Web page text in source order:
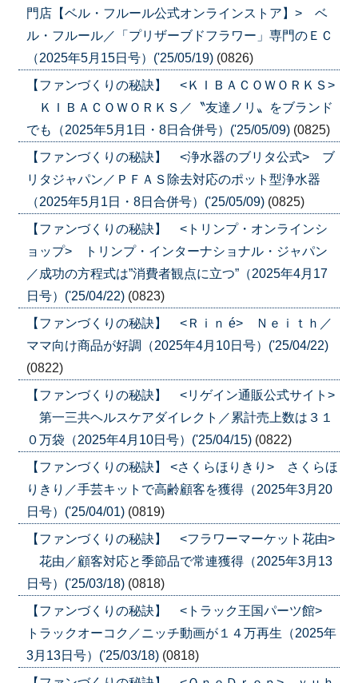
門店【ベル・フルール公式オンラインストア】> ベ
ル・フルール／「プリザーブドフラワー」専門のＥＣ
（2025年5月15日号）('25/05/19) (0826)
【ファンづくりの秘訣】 <ＫＩＢＡＣＯＷＯＲＫＳ>
ＫＩＢＡＣＯＷＯＲＫＳ／〝友達ノリ〟をブランド
でも（2025年5月1日・8日合併号）('25/05/09) (0825)
【ファンづくりの秘訣】 <浄水器のブリタ公式> ブ
リタジャパン／ＰＦＡＳ除去対応のポット型浄水器
（2025年5月1日・8日合併号）('25/05/09) (0825)
【ファンづくりの秘訣】 <トリンプ・オンラインシ
ョップ> トリンプ・インターナショナル・ジャパン
／成功の方程式は”消費者観点に立つ”（2025年4月17
日号）('25/04/22) (0823)
【ファンづくりの秘訣】 <Ｒｉｎ é> Ｎｅｉｔｈ／
ママ向け商品が好調（2025年4月10日号）('25/04/22)
(0822)
【ファンづくりの秘訣】 <リゲイン通販公式サイト>
第一三共ヘルスケアダイレクト／累計売上数は３１
０万袋（2025年4月10日号）('25/04/15) (0822)
【ファンづくりの秘訣】 <さくらほりきり> さくらほ
りきり／手芸キットで高齢顧客を獲得（2025年3月20
日号）('25/04/01) (0819)
【ファンづくりの秘訣】 <フラワーマーケット花由>
花由／顧客対応と季節品で常連獲得（2025年3月13
日号）('25/03/18) (0818)
【ファンづくりの秘訣】 <トラック王国パーツ館>
トラックオーコク／ニッチ動画が１４万再生（2025年
3月13日号）('25/03/18) (0818)